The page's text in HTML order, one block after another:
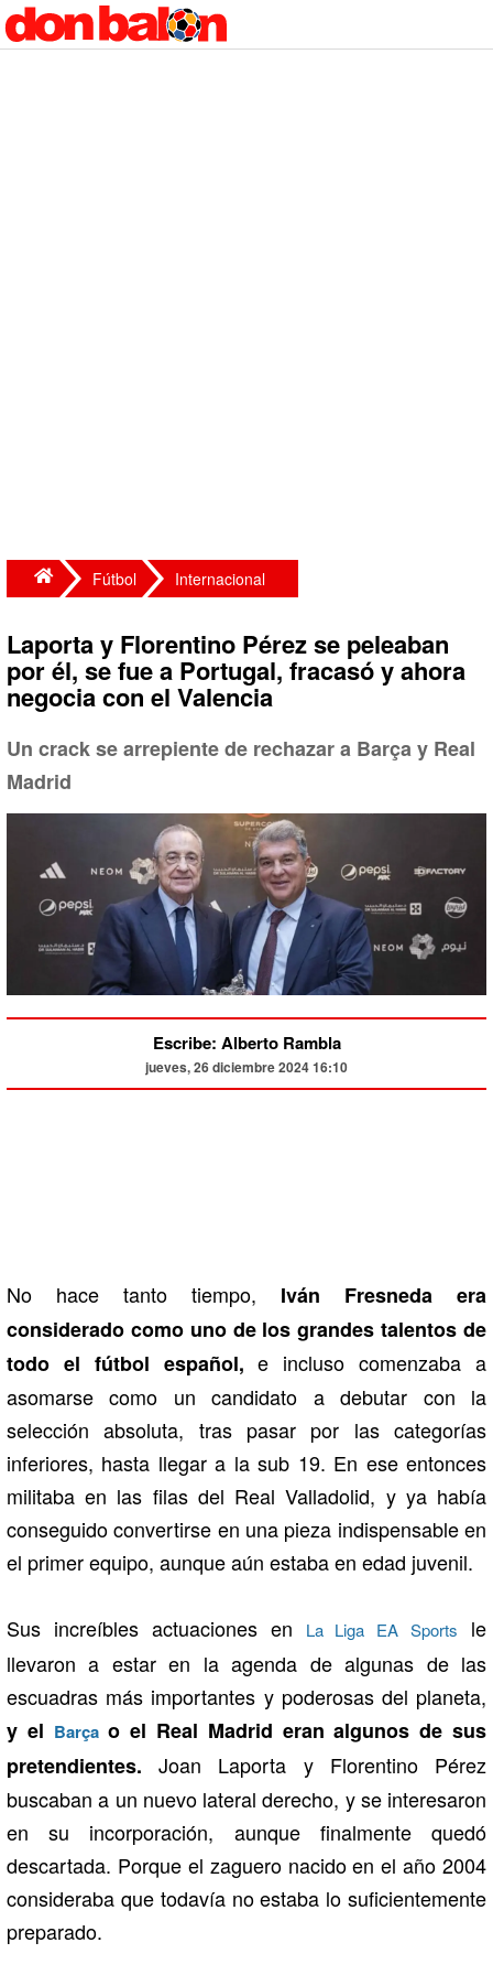
Fútbol Internacional
Laporta y Florentino Pérez se peleaban
por él, se fue a Portugal, fracasó y ahora
negocia con el Valencia
Un crack se arrepiente de rechazar a Barça y Real
Madrid
Escribe: Alberto Rambla
jueves, 26 diciembre 2024 16:10
No hace tanto tiempo, Iván Fresneda era
considerado como uno de los grandes talentos de
todo el fútbol español, e incluso comenzaba a
asomarse como un candidato a debutar con la
selección absoluta, tras pasar por las categorías
inferiores, hasta llegar a la sub 19. En ese entonces
militaba en las filas del Real Valladolid, y ya había
conseguido convertirse en una pieza indispensable en
el primer equipo, aunque aún estaba en edad juvenil.
Sus increíbles actuaciones en La Liga EA Sports
le
llevaron a estar en la agenda de algunas de las
escuadras más importantes y poderosas del planeta,
y el Barçao el Real Madrid eran algunos de sus
pretendientes.Joan Laporta y Florentino Pérez
buscaban a un nuevo lateral derecho, y se interesaron
en su incorporación, aunque finalmente quedó
descartada. Porque el zaguero nacido en el año 2004
consideraba que todavía no estaba lo suficientemente
preparado.